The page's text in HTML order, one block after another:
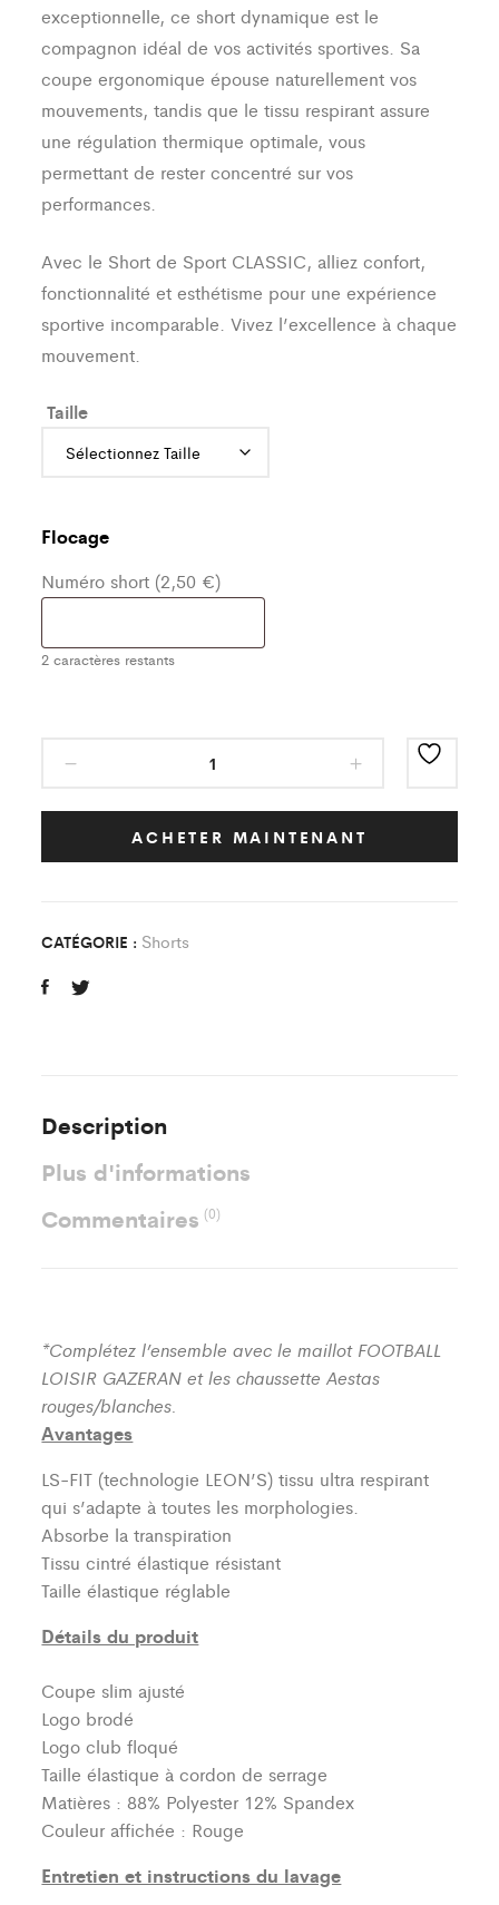
exceptionnelle, ce short dynamique est le
compagnon idéal de vos activités sportives. Sa
coupe ergonomique épouse naturellement vos
mouvements, tandis que le tissu respirant assure
une régulation thermique optimale, vous
permettant de rester concentré sur vos
performances.
Avec le Short de Sport CLASSIC, alliez confort,
fonctionnalité et esthétisme pour une expérience
sportive incomparable. Vivez l’excellence à chaque
mouvement.
Taille
Flocage
Numéro short (2,50 €)
2 caractères restants
FOOTBALL
LOISIR
GAZERAN
ACHETER MAINTENANT
CATÉGORIE : Shorts
Description
Plus d'informations
Commentaires(0)
*Complétez l’ensemble avec le maillot FOOTBALL
LOISIR GAZERAN et les chaussette Aestas
rouges/blanches.
Avantages
LS-FIT (technologie LEON’S)tissu ultra respirant
qui s’adapte à toutes les morphologies.
Absorbe la transpiration
Tissu cintré élastique résistant
Taille élastique réglable
Détails du produit
Coupe slim ajusté
Logo brodé
Logo club floqué
Taille élastique à cordon de serrage
Matières : 88% Polyester 12% Spandex
Couleur affichée : Rouge
Entretien et instructions du lavage